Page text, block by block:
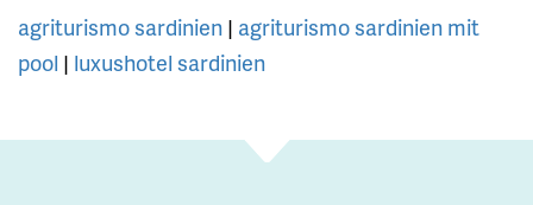
agriturismo sardinien | agriturismo sardinien mit
pool | luxushotel sardinien